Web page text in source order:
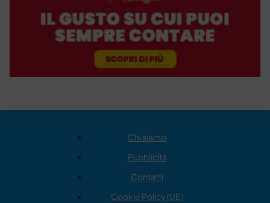
Chi siamo
Pubblicità
Contatti
Cookie Policy (UE)